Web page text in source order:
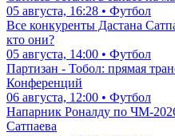
05 августа, 16:28 • Футбол
Все конкуренты Дастана
кто они?
05 августа, 14:00 • Футбол
Партизан - Тобол: прямая
Конференций
06 августа, 12:00 • Футбол
Напарник Роналду по ЧМ-
Сатпаева